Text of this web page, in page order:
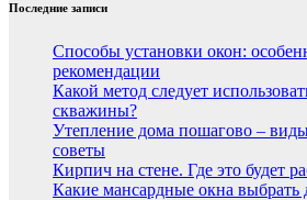
Последние записи
Способы установки окон:
рекомендации
Какой метод следует
скважины?
Утепление дома пошагово –
советы
Кирпич на стене. Где это будет
Какие мансардные окна выбрать